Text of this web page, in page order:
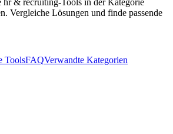
Vergleiche Lösungen und finde passende
ToolsFAQVerwandte Kategorien